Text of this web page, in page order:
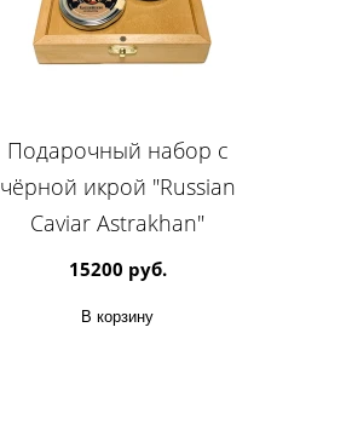
Подарочный набор с
чёрной икрой "Russian
Caviar Astrakhan"
15200 руб.
В корзину